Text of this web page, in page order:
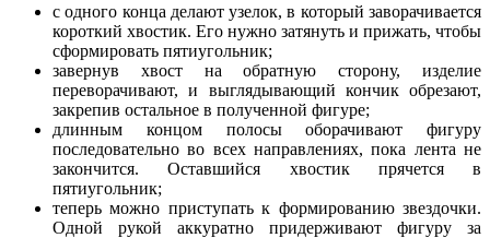
с одного конца делают узелок, в который заворачивается
короткий хвостик. Его нужно затянуть и прижать, чтобы
сформировать пятиугольник;
завернув хвост на обратную сторону, изделие
переворачивают, и выглядывающий кончик обрезают,
закрепив остальное в полученной фигуре;
длинным концом полосы оборачивают фигуру
последовательно во всех направлениях, пока лента не
закончится. Оставшийся хвостик прячется в
пятиугольник;
теперь можно приступать к формированию звездочки.
Одной рукой аккуратно придерживают фигуру за